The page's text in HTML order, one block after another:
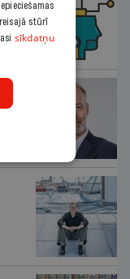
stūrī
sīkdatņu